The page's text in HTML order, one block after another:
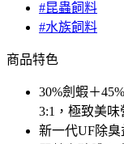
#昆蟲飼料
#水族飼料
商品特色
30%劍蝦＋
3:1，極致美味
新一代UF除